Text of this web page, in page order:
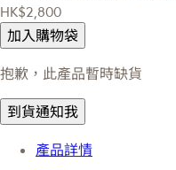
HK$2,800
加入購物袋
抱歉，此產品暫時缺貨
到貨通知我
產品詳情